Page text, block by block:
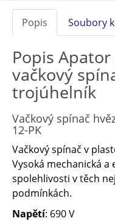
Popis Soubory
Popis Apator
vačkový
trojúhelník
Vačkový spínač
12-PK
Vačkový spínač v
Vysoká mechanická
spolehlivosti v těch
podmínkách.
Napětí: 690 V